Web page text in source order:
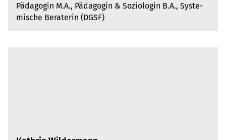
Päd­ago­gin M.A., Päd­ago­gin & Sozio­lo­gin B.A., Sys­te­
mi­sche Bera­te­rin (DGSF)